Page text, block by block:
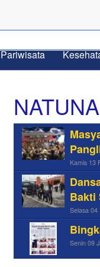
Pariwisata
NATUNA
Kamis 13
Bakti
Selasa
Senin 09